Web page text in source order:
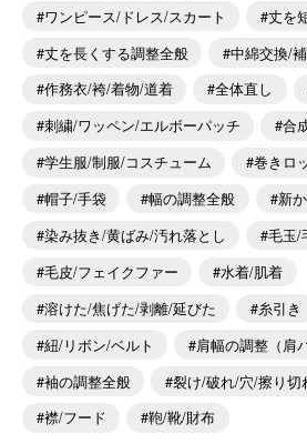
ワンピース/ドレス/スカート
丈を
丈を長くする調整全般
中綿交換/
作務衣/袴/着物/道着
全体直し
刺繍/ワッペン/エルボーパッチ
合
学生服/制服/コスチューム
巻きロ
帽子/手袋
幅の調整全般 新
染み抜き/黄ばみ/汚れ落とし
毛玉/
毛皮/フェイクファー
水着/肌着
溶けた/焦げた/剥離/延びた
糸引き
紐/リボン/ベルト
肩幅の調整（肩
袖の調整全般
裂け/破れ/穴/擦り切
襟/フード
鞄/靴/財布